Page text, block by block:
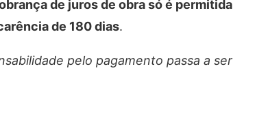
de juros de obra só é permitida
de 180 dias.
pelo pagamento passa a ser